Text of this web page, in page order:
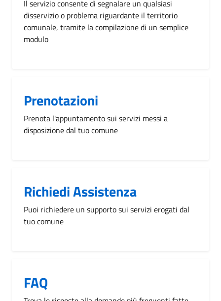
Il servizio consente di segnalare un qualsiasi
disservizio o problema riguardante il territorio
comunale, tramite la compilazione di un semplice
modulo
Prenotazioni
Prenota l'appuntamento sui servizi messi a
disposizione dal tuo comune
Richiedi Assistenza
Puoi richiedere un supporto sui servizi erogati dal
tuo comune
FAQ